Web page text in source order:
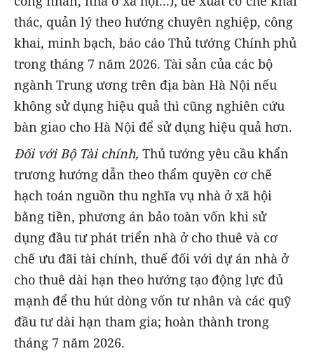
thác, quản lý theo hướng chuyên nghiệp, công
khai, minh bạch, báo cáo Thủ tướng Chính phủ
trong tháng 7 năm 2026. Tài sản của các bộ
ngành Trung ương trên địa bàn Hà Nội nếu
không sử dụng hiệu quả thì cũng nghiên cứu
bàn giao cho Hà Nội để sử dụng hiệu quả hơn.
Đối với Bộ Tài chính, Thủ tướng yêu cầu khẩn
trương hướng dẫn theo thẩm quyền cơ chế
hạch toán nguồn thu nghĩa vụ nhà ở xã hội
bằng tiền, phương án bảo toàn vốn khi sử
dụng đầu tư phát triển nhà ở cho thuê và cơ
chế ưu đãi tài chính, thuế đối với dự án nhà ở
cho thuê dài hạn theo hướng tạo động lực đủ
mạnh để thu hút dòng vốn tư nhân và các quỹ
đầu tư dài hạn tham gia; hoàn thành trong
tháng 7 năm 2026.